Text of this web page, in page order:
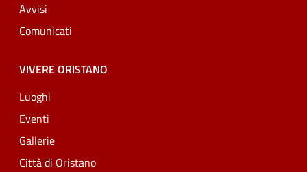
Avvisi
Comunicati
VIVERE ORISTANO
Luoghi
Eventi
Gallerie
Città di Oristano